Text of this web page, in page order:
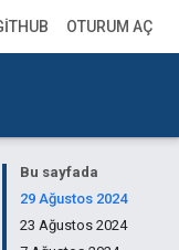
OTURUM AÇ
Bu sayfada
29 Ağustos 2024
23 Ağustos 2024